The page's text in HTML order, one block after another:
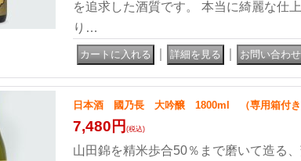
を追求した酒質です。 本当に綺麗な仕
り…
日本酒 國乃長 大吟醸 1800ml （専用箱付き
7,480円 (税込)
山田錦を精米歩合50％まで磨いて造る